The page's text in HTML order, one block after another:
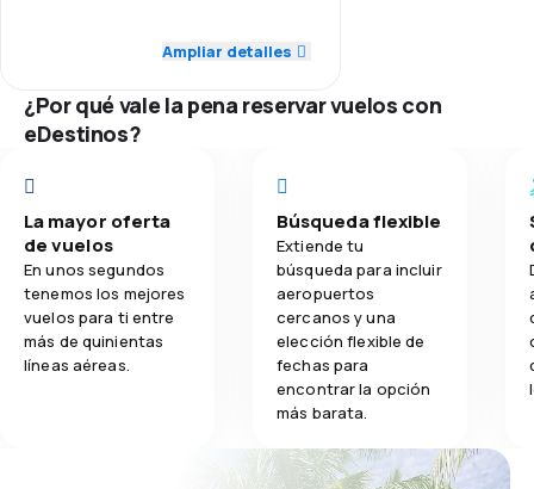
Komfort podróży:
Odmówiono mi powrotu, twierdząc
ze bilet nie został opłacony, co nie
reklamację
Przewóz bagażu:
1
Posiłki:
Red de conexiones
3,0
Comodidad de viaje 1,0
Transporte de equipaje 3,0
Comidas 3,0
Ampliar detalles
¿Por qué vale la pena reservar vuelos con
eDestinos?
La mayor oferta
de vuelos
En unos segundos
tenemos los mejores
vuelos para ti entre
más de quinientas
líneas aéreas.
Búsqueda flexible
Extiende tu
búsqueda para incluir
aeropuertos
cercanos y una
elección flexible de
fechas para
encontrar la opción
más barata.